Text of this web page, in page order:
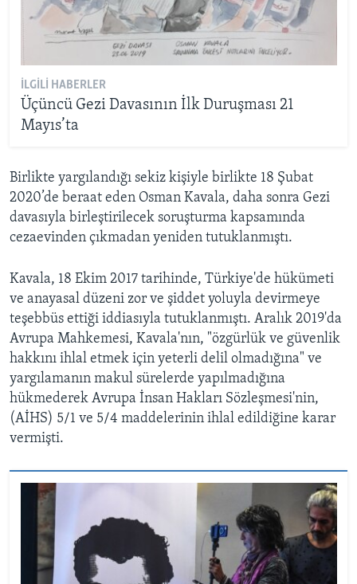
İLGILI HABERLER
Üçüncü Gezi Davasının İlk Duruşması 21
Mayıs’ta
Birlikte yargılandığı sekiz kişiyle birlikte 18 Şubat
2020’de beraat eden Osman Kavala, daha sonra Gezi
davasıyla birleştirilecek soruşturma kapsamında
cezaevinden çıkmadan yeniden tutuklanmıştı.
Kavala, 18 Ekim 2017 tarihinde, Türkiye'de hükümeti
ve anayasal düzeni zor ve şiddet yoluyla devirmeye
teşebbüs ettiği iddiasıyla tutuklanmıştı. Aralık 2019'da
Avrupa Mahkemesi, Kavala'nın, "özgürlük ve güvenlik
hakkını ihlal etmek için yeterli delil olmadığına" ve
yargılamanın makul sürelerde yapılmadığına
hükmederek Avrupa İnsan Hakları Sözleşmesi'nin,
(AİHS) 5/1 ve 5/4 maddelerinin ihlal edildiğine karar
vermişti.